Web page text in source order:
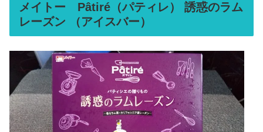
メイトー Pâtiré（パティレ） 誘惑のラム
レーズン （アイスバー）